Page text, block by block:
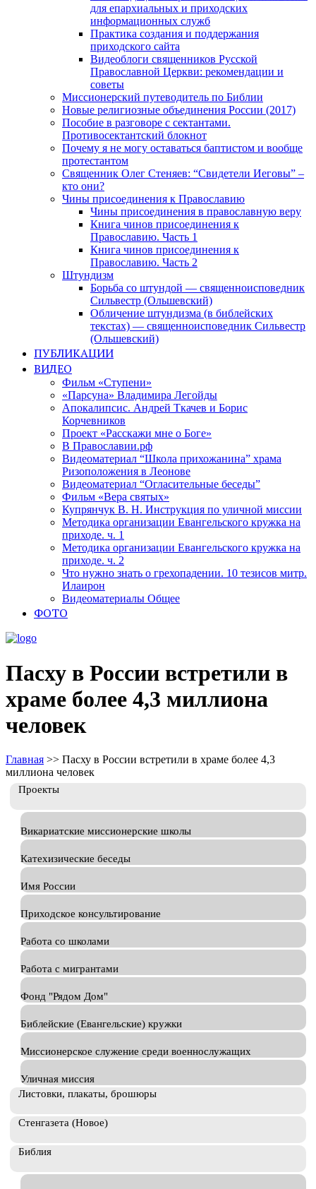
для епархиальных и приходских
информационных служб
Практика создания и поддержания
приходского сайта
Видеоблоги священников Русской
Православной Церкви: рекомендации и
советы
Миссионерский путеводитель по Библии
Новые религиозные объединения России (2017)
Пособие в разговоре с сектантами.
Противосектантский блокнот
Почему я не могу оставаться баптистом и вообще
протестантом
Священник Олег Стеняев: “Свидетели Иеговы” –
кто они?
Чины присоединения к Православию
Чины присоединения в православную веру
Книга чинов присоединения к
Православию. Часть 1
Книга чинов присоединения к
Православию. Часть 2
Штундизм
Борьба со штундой — священноисповедник
Сильвестр (Ольшевский)
Обличение штундизма (в библейских
текстах) — священноисповедник Сильвестр
(Ольшевский)
ПУБЛИКАЦИИ
ВИДЕО
Фильм «Ступени»
«Парсуна» Владимира Легойды
Апокалипсис. Андрей Ткачев и Борис
Корчевников
Проект «Расскажи мне о Боге»
В Православии.рф
Видеоматериал “Школа прихожанина” храма
Ризоположения в Леонове
Видеоматериал “Огласительные беседы”
Фильм «Вера святых»
Купрянчук В. Н. Инструкция по уличной миссии
Методика организации Евангельского кружка на
приходе. ч. 1
Методика организации Евангельского кружка на
приходе. ч. 2
Что нужно знать о грехопадении. 10 тезисов митр.
Илаирон
Видеоматериалы Общее
ФОТО
Пасху в России встретили в
храме более 4,3 миллиона
человек
Главная >> Пасху в России встретили в храме более 4,3
миллиона человек
Проекты
Викариатские миссионерские школы
Катехизические беседы
Имя России
Приходское консультирование
Работа со школами
Работа с мигрантами
Фонд "Рядом Дом"
Библейские (Евангельские) кружки
Миссионерское служение среди военнослужащих
Уличная миссия
Листовки, плакаты, брошюры
Стенгазета (Новое)
Библия